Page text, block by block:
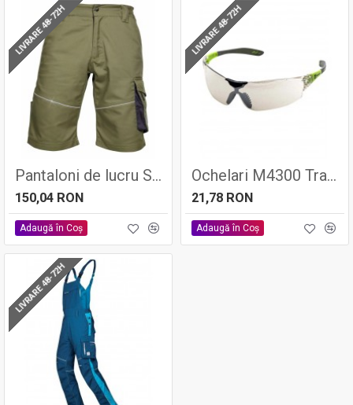
LIVRARE 48-72H
Pantaloni de lucru SUMMER Kaki, tercot 65/35, 200gr/mp - ARDON
150,04 RON
Adaugă în Coş
LIVRARE 48-72H
Ochelari M4300 Transp
21,78 RON
Adaugă în Coş
LIVRARE 48-72H